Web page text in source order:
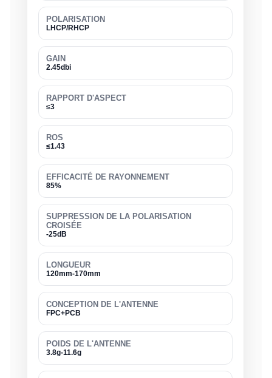
POLARISATION
LHCP/RHCP
GAIN
2.45dbi
RAPPORT D'ASPECT
≤3
ROS
≤1.43
EFFICACITÉ DE RAYONNEMENT
85%
SUPPRESSION DE LA POLARISATION
CROISÉE
-25dB
LONGUEUR
120mm-170mm
CONCEPTION DE L'ANTENNE
FPC+PCB
POIDS DE L'ANTENNE
3.8g-11.6g